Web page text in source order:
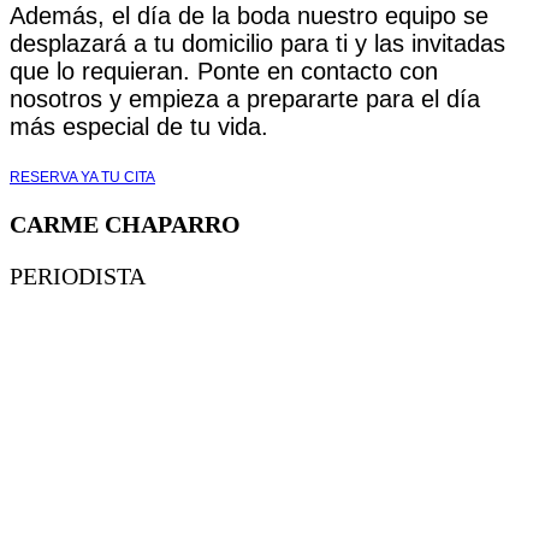
Además, el día de la boda nuestro equipo se
desplazará a tu domicilio para ti y las invitadas
que lo requieran. Ponte en contacto con
nosotros y empieza a prepararte para el día
más especial de tu vida.
RESERVA YA TU CITA
CARME CHAPARRO
PERIODISTA